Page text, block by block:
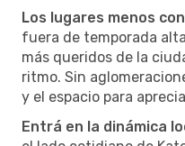
Los lugares menos
fuera de temporada
más queridos de la
ritmo. Sin
y el espacio para
Entrá en la dinámica